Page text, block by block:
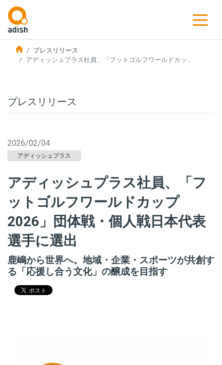
プレスリリース
アディッシュプラス社員、「フットゴルフワールドカッ…
プレスリリース
2026/02/04
アディッシュプラス
アディッシュプラス社員、「フ
ットゴルフワールドカップ
2026」団体戦・個人戦日本代表
選手に選出
鹿嶋から世界へ。地域・企業・スポーツが共創す
る「応援し合う文化」の醸成を目指す